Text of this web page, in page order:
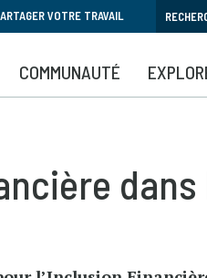
VOTRE TRAVAIL
COMMUNAUTÉ
dans